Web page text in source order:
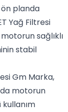
planda
Yağ Filtresi
sağlıklı
stabil
Gm Marka,
motorun